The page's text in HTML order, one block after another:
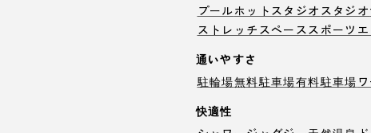
プールホットスタジオ スタジオ
ストレッチスペーススポーツ
通いやすさ
駐輪場無料駐車場有料駐車場
快適性